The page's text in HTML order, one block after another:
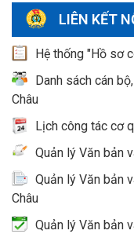
LIÊN KẾT
Hệ thống "Hồ sơ
Danh sách cán
Châu
Lịch công tác cơ
Quản lý Văn bản
Quản lý Văn bản
Châu
Quản lý Văn bản